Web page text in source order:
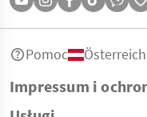
Impressum i
Pomoc